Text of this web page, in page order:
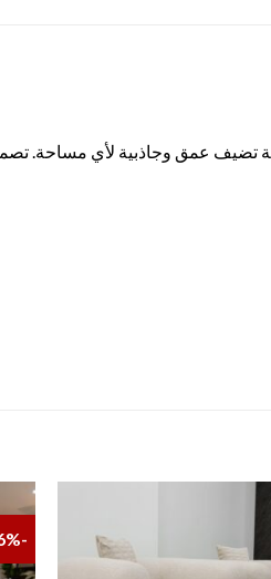
تضيف عمق وجاذبية لأي مساحة.
-6%